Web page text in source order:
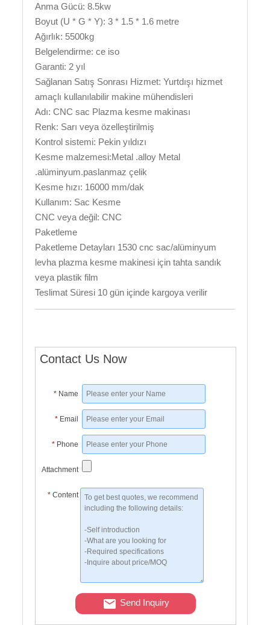
Anma Gücü: 8.5kw
Boyut (U * G * Y): 3 * 1.5 * 1.6 metre
Ağırlık: 5500kg
Belgelendirme: ce iso
Garanti: 2 yıl
Sağlanan Satış Sonrası Hizmet: Yurtdışı hizmet
amaçlı kullanılabilir makine mühendisleri
Adı: CNC sac Plazma kesme makinası
Renk: Sarı veya özelleştirilmiş
Kontrol sistemi: Pekin yıldızı
Kesme malzemesi:Metal .alloy Metal
.alüminyum.paslanmaz çelik
Kesme hızı: 16000 mm/dak
Kullanım: Sac Kesme
CNC veya değil: CNC
Paketleme
Paketleme Detayları 1530 cnc sac/alüminyum
levha plazma kesme makinesi için tahta sandık
veya plastik film
Teslimat Süresi 10 gün içinde kargoya verilir
Contact Us Now
* Name
* Email
* Phone
Attachment
* Content
Send Inquiry